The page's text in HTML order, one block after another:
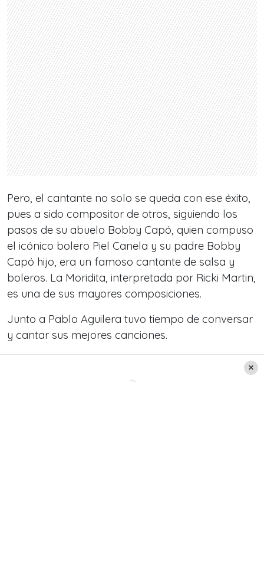
Pero, el cantante no solo se queda con ese éxito,
pues a sido compositor de otros, siguiendo los
pasos de su abuelo Bobby Capó, quien compuso
el icónico bolero Piel Canela y su padre Bobby
Capó hijo, era un famoso cantante de salsa y
boleros. La Moridita, interpretada por Ricki Martin,
es una de sus mayores composiciones.
Junto a Pablo Aguilera tuvo tiempo de conversar
y cantar sus mejores canciones.